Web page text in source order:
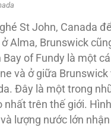
St John, Canada
ở Alma, Brunswick
of Fundy là một
và ở giữa Brunswick
Ðây là một trong
nhất trên thế giới.
lượng nước lớn